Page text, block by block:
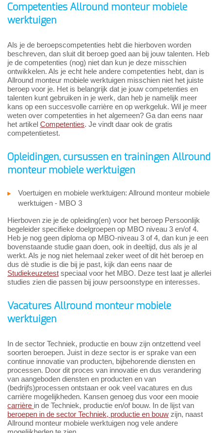
Competenties Allround monteur mobiele
werktuigen
Als je de beroepscompetenties hebt die hierboven worden
beschreven, dan sluit dit beroep goed aan bij jouw talenten. Heb
je de competenties (nog) niet dan kun je deze misschien
ontwikkelen. Als je echt hele andere competenties hebt, dan is
Allround monteur mobiele werktuigen misschien niet het juiste
beroep voor je. Het is belangrijk dat je jouw competenties en
talenten kunt gebruiken in je werk, dan heb je namelijk meer
kans op een succesvolle carrière en op werkgeluk. Wil je meer
weten over competenties in het algemeen? Ga dan eens naar
het artikel Competenties. Je vindt daar ook de gratis
competentietest.
Opleidingen, cursussen en trainingen Allround
monteur mobiele werktuigen
Voertuigen en mobiele werktuigen: Allround monteur mobiele
werktuigen - MBO 3
Hierboven zie je de opleiding(en) voor het beroep Persoonlijk
begeleider specifieke doelgroepen op MBO niveau 3 en/of 4.
Heb je nog geen diploma op MBO-niveau 3 of 4, dan kun je een
bovenstaande studie gaan doen, ook in deeltijd, dus als je al
werkt. Als je nog niet helemaal zeker weet of dit hèt beroep en
dus dè studie is die bij je past, kijk dan eens naar de
Studiekeuzetest speciaal voor het MBO. Deze test laat je allerlei
studies zien die passen bij jouw persoonstype en interesses.
Vacatures Allround monteur mobiele
werktuigen
In de sector Techniek, productie en bouw zijn ontzettend veel
soorten beroepen. Juist in deze sector is er sprake van een
continue innovatie van producten, bijbehorende diensten en
processen. Door dit proces van innovatie en dus verandering
van aangeboden diensten en producten en van
(bedrijfs)processen ontstaan er ook veel vacatures en dus
carrière mogelijkheden. Kansen genoeg dus voor een mooie
carrière in de Techniek, productie en/of bouw. In de lijst van
beroepen in de sector Techniek, productie en bouw zijn, naast
Allround monteur mobiele werktuigen nog vele andere